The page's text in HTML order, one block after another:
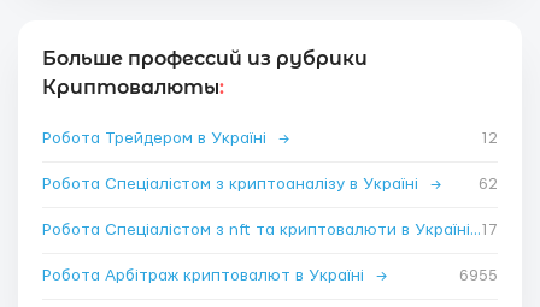
Больше профессий из рубрики
Криптовалюты:
Робота Трейдером в Україні → 12
Робота Спеціалістом з криптоаналізу в Україні → 62
Робота Спеціалістом з nft та криптовалюти в Україні→
17
Робота Арбітраж криптовалют в Україні → 6955